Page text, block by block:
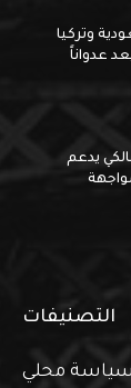
وتركيا
عدواناً
يدعم
التصنيفات
سياسة محلي